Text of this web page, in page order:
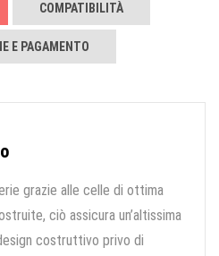
COMPATIBILITÀ
E PAGAMENTO
grazie alle celle di ottima
ciò assicura un’altissima
costruttivo privo di